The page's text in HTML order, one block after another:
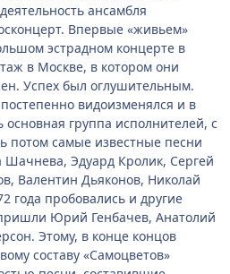
ансамбля
Впервые «живьем»
эстрадном концерте в
в Москве, в котором они
Успех был оглушительным.
видоизменялся и в
группа исполнителей, с
потом самые известные песни
Шачнева, Эдуард Кролик, Сергей
Валентин Дьяконов, Николай
года пробовались и другие
Юрий Генбачев, Анатолий
Этому, в конце концов
составу «Самоцветов»